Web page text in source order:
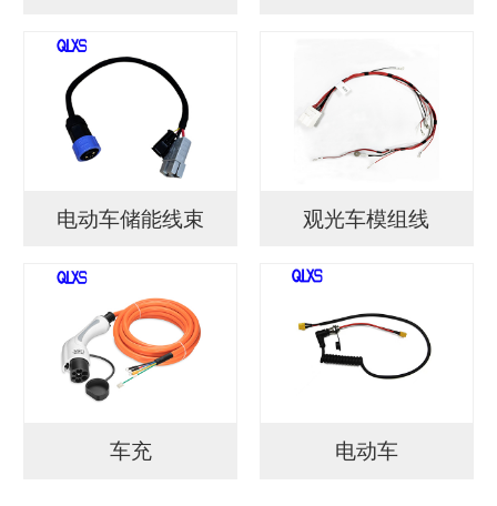
电动车储能线束 观光车模组线
车充 电动车